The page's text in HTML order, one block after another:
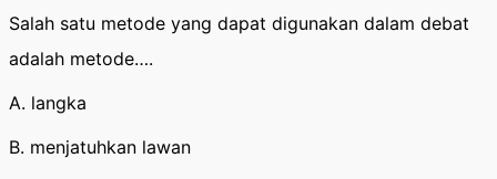
Salah satu metode yang dapat digunakan dalam debat
adalah metode….
A. langka
B. menjatuhkan lawan